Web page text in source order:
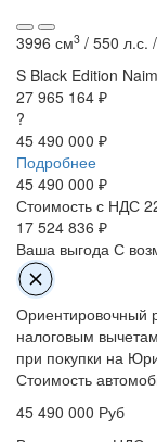
3996 см3 / 550 л.с. /
S Black Edition Naim
27 965 164 ₽
?
45 490 000 ₽
Подробнее
45 490 000 ₽
Стоимость с НДС
17 524 836 ₽
Ваша выгода С
Ориентировочный
налоговым
при покупки на
Стоимость
45 490 000 Руб